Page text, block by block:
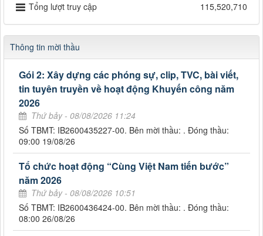
Tổng lượt truy cập
115,520,710
Thông tin mời thầu
Gói 2: Xây dựng các phóng sự, clip, TVC, bài viết,
tin tuyên truyền về hoạt động Khuyến công năm
2026
Thứ bảy - 08/08/2026 11:24
Số TBMT: IB2600435227-00. Bên mời thầu: . Đóng thầu:
09:00 19/08/26
Tổ chức hoạt động “Cùng Việt Nam tiến bước”
năm 2026
Thứ bảy - 08/08/2026 10:51
Số TBMT: IB2600436424-00. Bên mời thầu: . Đóng thầu:
08:00 26/08/26